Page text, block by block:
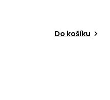
Do košíku